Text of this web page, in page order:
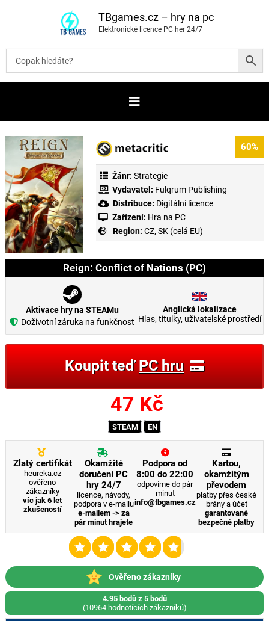
t
b
TBgames.cz – hry na pc
Elektronické licence PC her 24/7
60%
Žánr: Strategie
Vydavatel: Fulqrum Publishing
Distribuce: Digitální licence
Zařízení: Hra na PC
Region: CZ, SK (celá EU)
Reign: Conflict of Nations (PC)
Aktivace hry na STEAMu
Doživotní záruka na funkčnost
Anglická lokalizace
Hlas, titulky, uživatelské prostředí
Koupit teďPC hru
47 Kč
STEAM EN
Zlatý certifikát
heureka.cz
ověřeno
zákazníky
víc jak 6 let
zkušeností
Okamžité
doručení PC
hry 24/7
licence, návody,
podpora v e-mailu
e-mailem -> za
pár minut hrajete
Podpora od
8:00 do 22:00
odpovíme do pár
minut
info@tbgames.cz
Kartou,
okamžitým
převodem
platby přes české
brány a účet
garantované
bezpečné platby
Ověřeno zákazníky
4.95 bodů z 5 bodů
(10964 hodnotících zákazníků)